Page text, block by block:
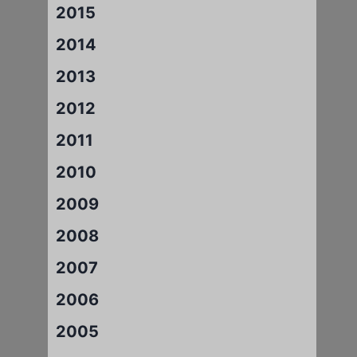
2015
2014
2013
2012
2011
2010
2009
2008
2007
2006
2005